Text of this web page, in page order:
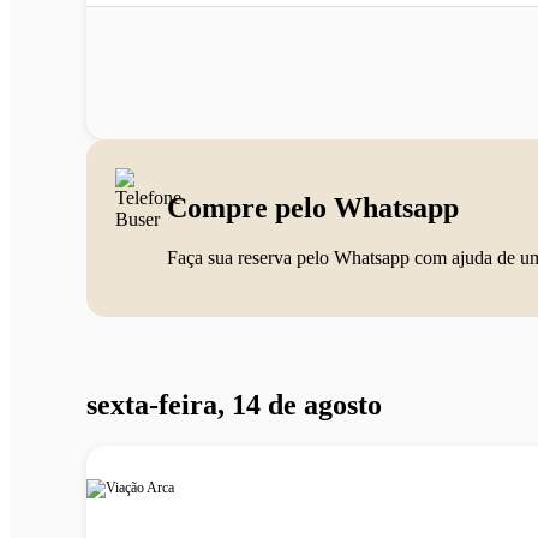
Compre pelo Whatsapp
Faça sua reserva pelo Whatsapp com ajuda de
sexta-feira, 14 de agosto